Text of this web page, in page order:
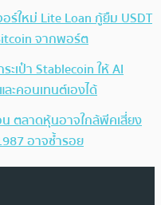
ร์ใหม่ Lite Loan กู้ยืม USDT
จากพอร์ต
ะเป๋า Stablecoin ให้ AI
ะคอนเทนต์เองได้
ตลาดหุ้นอาจใกล้พีคเสี่ยง
อาจซ้ำรอย